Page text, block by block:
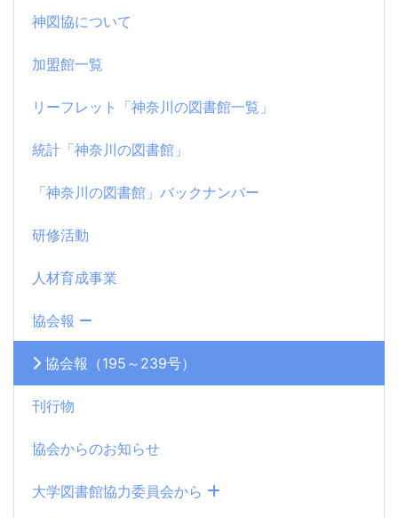
神図協について
加盟館一覧
リーフレット「神奈川の図書館一覧」
統計「神奈川の図書館」
「神奈川の図書館」バックナンバー
研修活動
人材育成事業
協会報
協会報（195～239号）
刊行物
協会からのお知らせ
大学図書館協力委員会から